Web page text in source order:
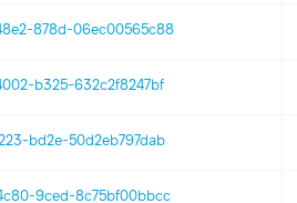
878d-06ec00565c88
b325-632c2f8247bf
bd2e-50d2eb797dab
9ced-8c75bf00bbcc